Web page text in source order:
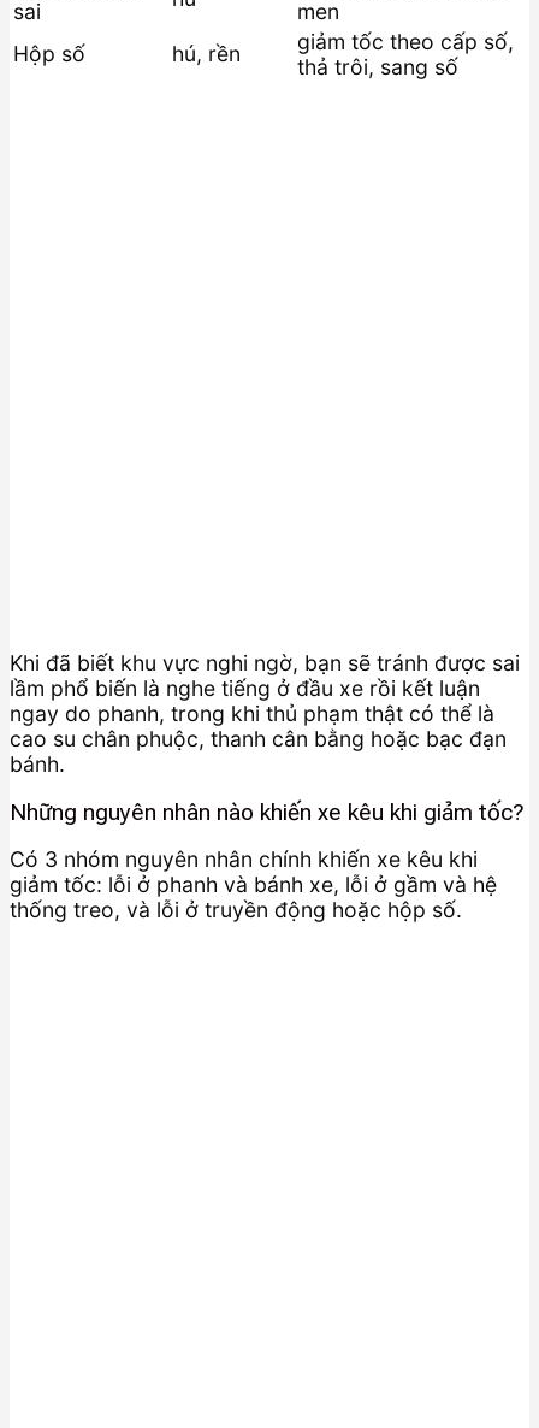
sai
men
Hộp số
hú, rền
giảm tốc theo cấp số,
thả trôi, sang số
Khi đã biết khu vực nghi ngờ, bạn sẽ tránh được sai
lầm phổ biến là nghe tiếng ở đầu xe rồi kết luận
ngay do phanh, trong khi thủ phạm thật có thể là
cao su chân phuộc, thanh cân bằng hoặc bạc đạn
bánh.
Những nguyên nhân nào khiến xe kêu khi giảm tốc?
Có 3 nhóm nguyên nhân chính khiến xe kêu khi
giảm tốc: lỗi ở phanh và bánh xe, lỗi ở gầm và hệ
thống treo, và lỗi ở truyền động hoặc hộp số.